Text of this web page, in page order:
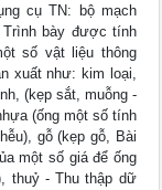
cụ TN: bộ mạch
Trình bày được tính
số vật liệu thông
xuất như: kim loại,
(kẹp sắt, muỗng -
(ống một số tính
gỗ (kẹp gỗ, Bài
một số giá để ống
thuỷ - Thu thập dữ